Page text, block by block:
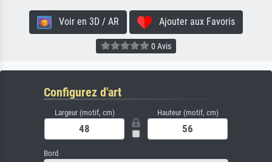
Voir en 3D / AR Ajouter aux Favoris
0 Avis
Configurez d'art
Largeur (motif, cm) Hauteur (motif, cm)
Bord